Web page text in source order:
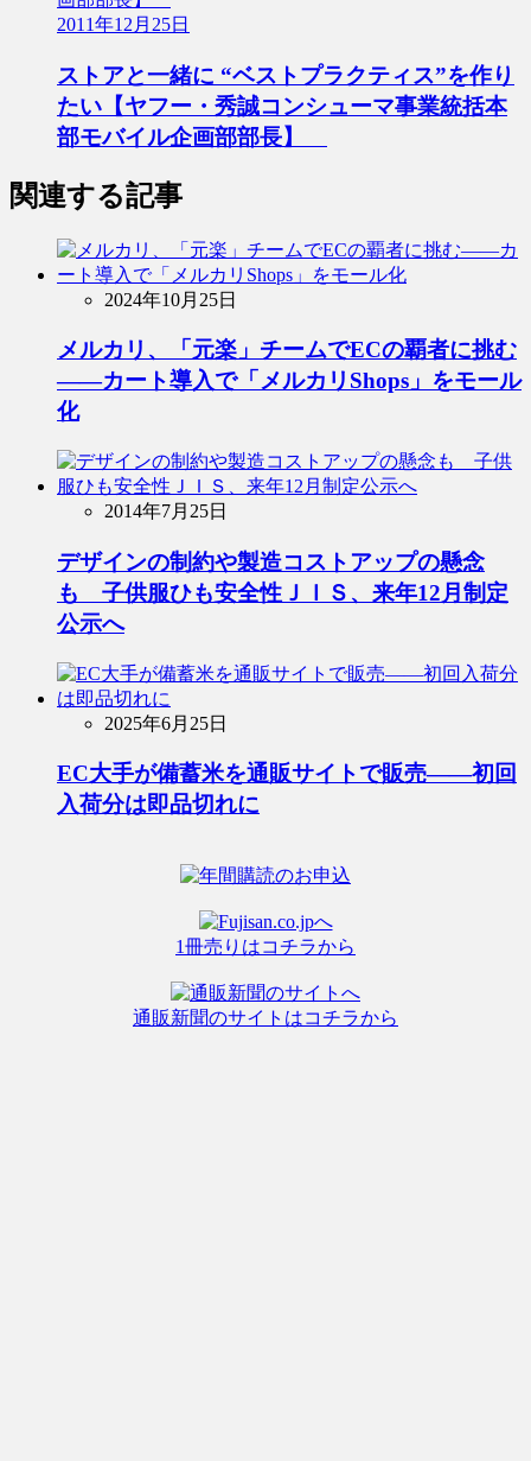
2011年12月25日
ストアと一緒に “ベストプラクティス”を作り
たい【ヤフー・秀誠コンシューマ事業統括本
部モバイル企画部部長】
関連する記事
2024年10月25日
メルカリ、「元楽」チームでECの覇者に挑む
――カート導入で「メルカリShops」をモール
化
2014年7月25日
デザインの制約や製造コストアップの懸念
も 子供服ひも安全性ＪＩＳ、来年12月制定
公示へ
2025年6月25日
EC大手が備蓄米を通販サイトで販売――初回
入荷分は即品切れに
1冊売りはコチラから
通販新聞のサイトはコチラから